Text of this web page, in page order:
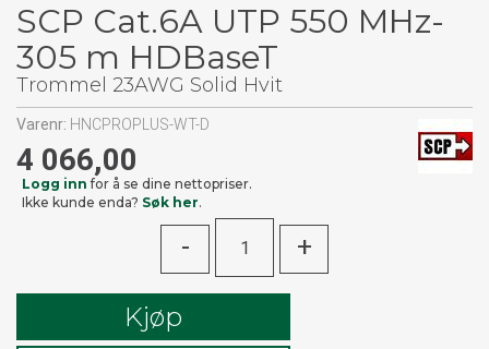
SCP Cat.6A UTP 550 MHz-
305 m HDBaseT
Trommel 23AWG Solid Hvit
Varenr: HNCPROPLUS-WT-D
4 066,00
Logg inn for å se dine nettopriser.
Ikke kunde enda? Søk her.
- +
Kjøp